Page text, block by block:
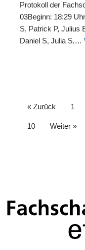
Protokoll der
03Beginn: 18:29
S, Patrick P, Julius
Daniel S, Julia S,…
« Zurück 1
10 Weiter »